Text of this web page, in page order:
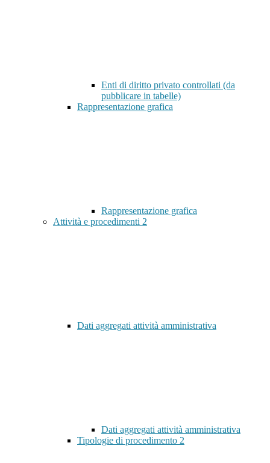
Enti di diritto privato controllati (da
pubblicare in tabelle)
Rappresentazione grafica
Rappresentazione grafica
Attività e procedimenti 2
Dati aggregati attività amministrativa
Dati aggregati attività amministrativa
Tipologie di procedimento 2